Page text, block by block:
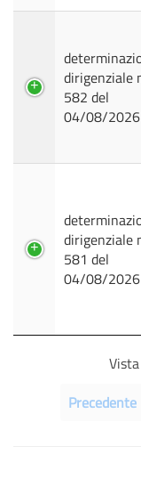
dirigenziale
582 del
04/08/2026
dirigenziale
581 del
04/08/2026
Precedente